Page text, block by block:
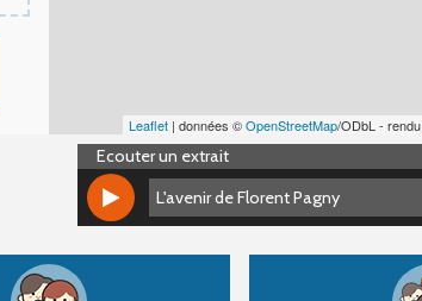
Leaflet | données ©OpenStreetMap/ODbL - rendu
Ecouter un extrait
L'avenir de Florent Pagny
L'avenir de Florent Pagny